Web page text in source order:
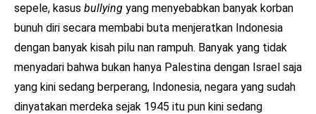
sepele, kasus bullying yang menyebabkan banyak korban
bunuh diri secara membabi buta menjeratkan Indonesia
dengan banyak kisah pilu nan rampuh. Banyak yang tidak
menyadari bahwa bukan hanya Palestina dengan Israel saja
yang kini sedang berperang, Indonesia, negara yang sudah
dinyatakan merdeka sejak 1945 itu pun kini sedang